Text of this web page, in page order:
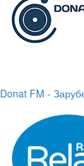
Donat FM -